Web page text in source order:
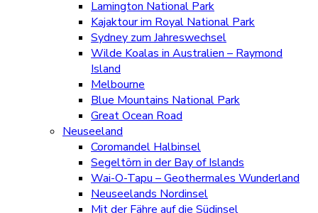
Lamington National Park
Kajaktour im Royal National Park
Sydney zum Jahreswechsel
Wilde Koalas in Australien – Raymond
Island
Melbourne
Blue Mountains National Park
Great Ocean Road
Neuseeland
Coromandel Halbinsel
Segeltörn in der Bay of Islands
Wai-O-Tapu – Geothermales Wunderland
Neuseelands Nordinsel
Mit der Fähre auf die Südinsel